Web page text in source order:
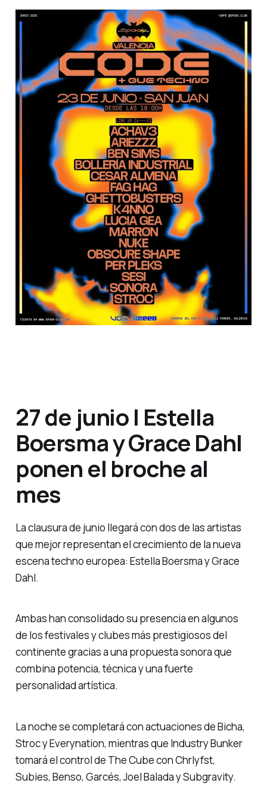
27 de junio | Estella
Boersma y Grace Dahl
ponen el broche al
mes
La clausura de junio llegará con dos de las artistas
que mejor representan el crecimiento de la nueva
escena techno europea: Estella Boersma y Grace
Dahl.
Ambas han consolidado su presencia en algunos
de los festivales y clubes más prestigiosos del
continente gracias a una propuesta sonora que
combina potencia, técnica y una fuerte
personalidad artística.
La noche se completará con actuaciones de Bicha,
Stroc y Everynation, mientras que Industry Bunker
tomará el control de The Cube con Chrlyfst,
Subies, Benso, Garcés, Joel Balada y Subgravity.